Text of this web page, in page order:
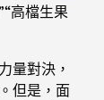
高檔生果
量對決，
但是，面